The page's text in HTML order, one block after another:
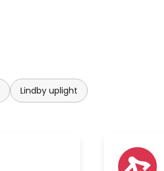
Lindby uplight